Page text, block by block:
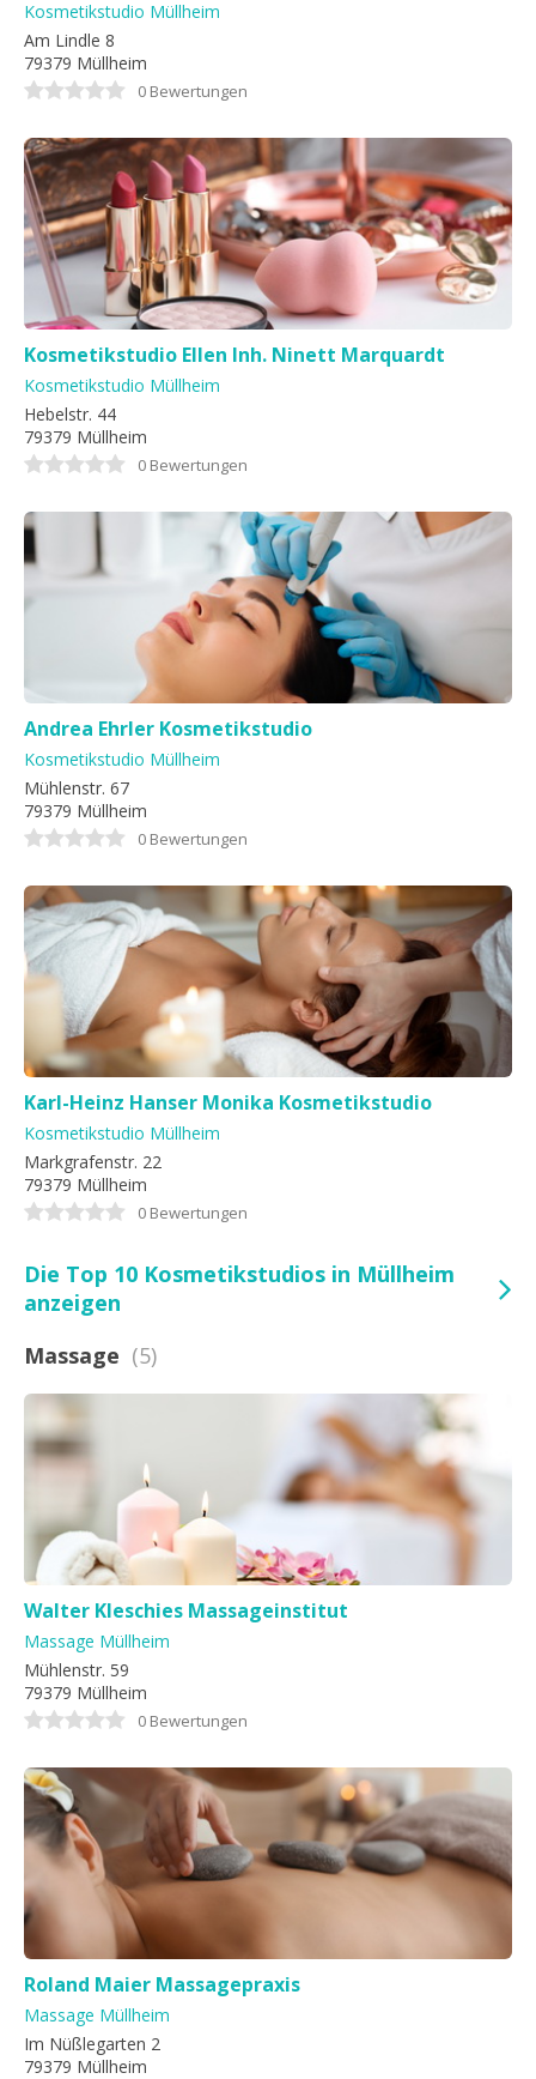
Kosmetikstudio Müllheim
Am Lindle 8
79379 Müllheim
0 Bewertungen
Kosmetikstudio Ellen Inh. Ninett Marquardt
Kosmetikstudio Müllheim
Hebelstr. 44
79379 Müllheim
0 Bewertungen
Andrea Ehrler Kosmetikstudio
Kosmetikstudio Müllheim
Mühlenstr. 67
79379 Müllheim
0 Bewertungen
Karl-Heinz Hanser Monika Kosmetikstudio
Kosmetikstudio Müllheim
Markgrafenstr. 22
79379 Müllheim
0 Bewertungen
Die Top 10 Kosmetikstudios in Müllheim
anzeigen
Massage (5)
Walter Kleschies Massageinstitut
Massage Müllheim
Mühlenstr. 59
79379 Müllheim
0 Bewertungen
Roland Maier Massagepraxis
Massage Müllheim
Im Nüßlegarten 2
79379 Müllheim